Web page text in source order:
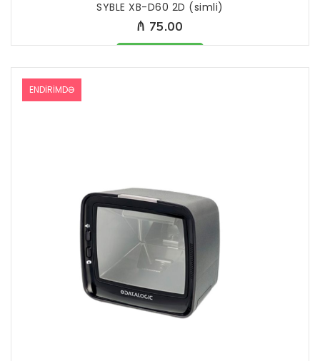
SYBLE XB-D60 2D (simli)
₼ 75.00
Məhsul mövcüddur
ENDIRIMDƏ